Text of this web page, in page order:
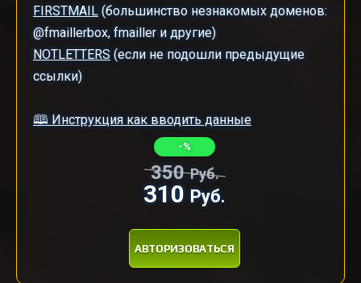
FIRSTMAIL (большинство незнакомых доменов:
@fmaillerbox, fmailler и другие)
NOTLETTERS (если не подошли предыдущие
ссылки)
🕮 Инструкция как вводить данные
-%
350 Руб.
310 Руб.
АВТОРИЗОВАТЬСЯ